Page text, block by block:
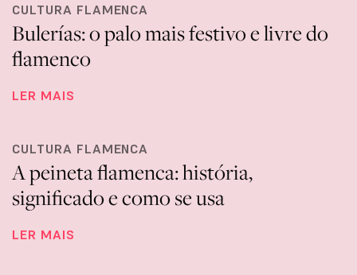
CULTURA FLAMENCA
Bulerías: o palo mais festivo e livre do
flamenco
LER MAIS
CULTURA FLAMENCA
A peineta flamenca: história,
significado e como se usa
LER MAIS